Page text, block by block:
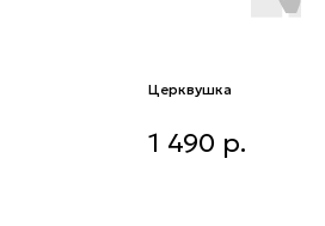
Церквушка
1 490 р.